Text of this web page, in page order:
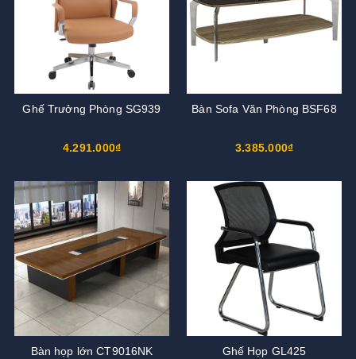
Ghế Trưởng Phòng SG939
4.291.000₫
Bàn Sofa Văn Phòng BSF68
3.385.000₫
Bàn họp lớn CT9016NK Ghế Họp GL425